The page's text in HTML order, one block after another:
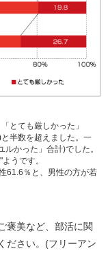
とても厳しかった」
半数を超えました。一
かった」合計)でした。
うです。
61.6％と、男性の方が若
褒美など、部活に関
ださい。(フリーアン